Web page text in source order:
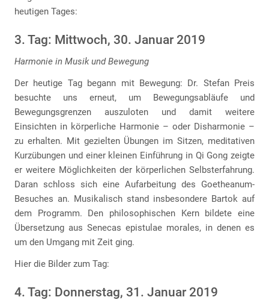
heutigen Tages:
3. Tag: Mittwoch, 30. Januar 2019
Harmonie in Musik und Bewegung
Der heutige Tag begann mit Bewegung: Dr. Stefan Preis
besuchte uns erneut, um Bewegungsabläufe und
Bewegungsgrenzen auszuloten und damit weitere
Einsichten in körperliche Harmonie – oder Disharmonie –
zu erhalten. Mit gezielten Übungen im Sitzen, meditativen
Kurzübungen und einer kleinen Einführung in Qi Gong zeigte
er weitere Möglichkeiten der körperlichen Selbsterfahrung.
Daran schloss sich eine Aufarbeitung des Goetheanum-
Besuches an. Musikalisch stand insbesondere Bartok auf
dem Programm. Den philosophischen Kern bildete eine
Übersetzung aus Senecas epistulae morales, in denen es
um den Umgang mit Zeit ging.
Hier die Bilder zum Tag:
4. Tag: Donnerstag, 31. Januar 2019